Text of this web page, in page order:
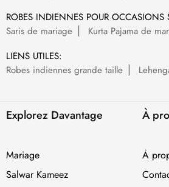
ROBES INDIENNES POUR OCCASIONS
Saris de mariage
Kurta Pajama de
LIENS UTILES:
Robes indiennes grande taille
Explorez Davantage
Mariage
Salwar Kameez
À
À